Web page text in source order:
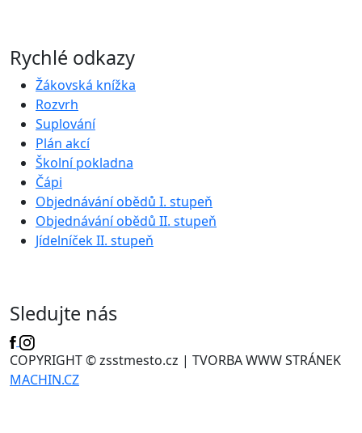
Rychlé odkazy
Žákovská knížka
Rozvrh
Suplování
Plán akcí
Školní pokladna
Čápi
Objednávání obědů I. stupeň
Objednávání obědů II. stupeň
Jídelníček II. stupeň
Sledujte nás
COPYRIGHT © zsstmesto.cz | TVORBA WWW STRÁNEK
MACHIN.CZ